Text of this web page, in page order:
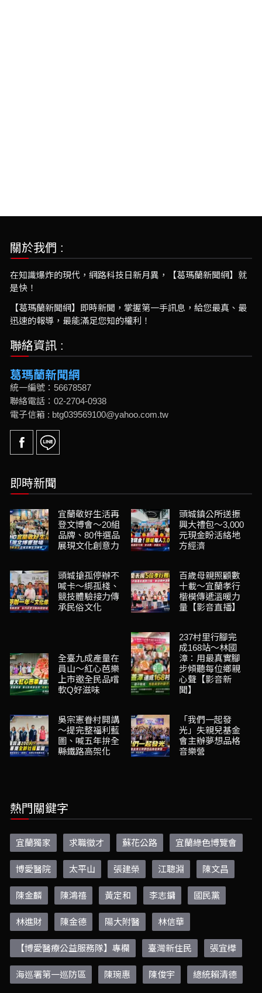
關於我們 :
在知識爆炸的現代，網路科技日新月異，【葛瑪蘭新聞網】就
是快！
【葛瑪蘭新聞網】即時新聞，掌握第一手訊息，給您最真、最
迅速的報導，最能滿足您知的權利！
聯絡資訊 :
葛瑪蘭新聞網
統一編號：56678587
聯絡電話：02-2704-0938
電子信箱 : btg039569100@yahoo.com.tw
即時新聞
宜蘭敬好生活再
登文博會～20組
品牌、80件選品
展現文化創意力
頭城鎮公所送振
興大禮包～3,000
元現金盼活絡地
方經濟
頭城搶孤停辦不
喊卡～綁孤棧、
競技體驗接力傳
承民俗文化
百歲母親照顧數
十載～宜蘭孝行
楷模傳遞溫暖力
量【影音直播】
全臺九成產量在
員山～紅心芭樂
上市邀全民品嚐
軟Q好滋味
237村里行腳完
成168站～林國
漳：用最真實腳
步傾聽每位鄉親
心聲【影音新
聞】
吳宗憲眷村開講
～提完整福利藍
圖、喊五年拚全
縣鐵路高架化
「我們一起發
光」失親兒基金
會主辦夢想品格
音樂營
熱門關鍵字
宜蘭獨家 求職徵才 蘇花公路 宜蘭綠色博覽會
博愛醫院 太平山 張建榮 江聰淵 陳文昌
陳金麟 陳鴻禧 黃定和 李志鏞 國民黨
林進財 陳金德 陽大附醫 林信華
【博愛醫療公益服務隊】專欄 臺灣新住民 張宜樺
海巡署第一巡防區 陳琬惠 陳俊宇 總統賴清德